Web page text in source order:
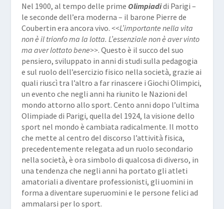
Nel 1900, al tempo delle prime Olimpiadidi Parigi –
le seconde dell’era moderna – il barone Pierre de
Coubertin era ancora vivo. <<L’importante nella vita
non è il trionfo ma la lotta. L’essenziale non è aver vinto
ma aver lottato bene>>. Questo è il succo del suo
pensiero, sviluppato in anni di studi sulla pedagogia
e sul ruolo dell’esercizio fisico nella società, grazie ai
quali riuscì tra l’altro a far rinascere i Giochi Olimpici,
un evento che negli anni ha riunito le Nazioni del
mondo attorno allo sport. Cento anni dopo l’ultima
Olimpiade di Parigi, quella del 1924, la visione dello
sport nel mondo è cambiata radicalmente. Il motto
che mette al centro del discorso l’attività fisica,
precedentemente relegata ad un ruolo secondario
nella società, è ora simbolo di qualcosa di diverso, in
una tendenza che negli anni ha portato gli atleti
amatoriali a diventare professionisti, gli uomini in
forma a diventare superuomini e le persone felici ad
ammalarsi per lo sport.